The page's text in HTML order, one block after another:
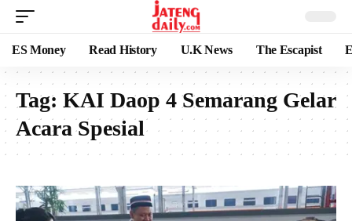
ES Money Read History U.K News The Escapist
Tag: KAI Daop 4 Semarang Gelar
Acara Spesial